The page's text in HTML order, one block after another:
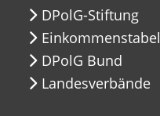
DPolG-Stiftung
DPolG Bund
Landesverbände